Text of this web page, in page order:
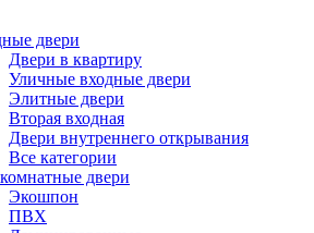
двери
Двери в квартиру
Уличные входные двери
Элитные двери
Вторая входная
Двери внутреннего открывания
Все категории
двери
Экошпон
ПВХ